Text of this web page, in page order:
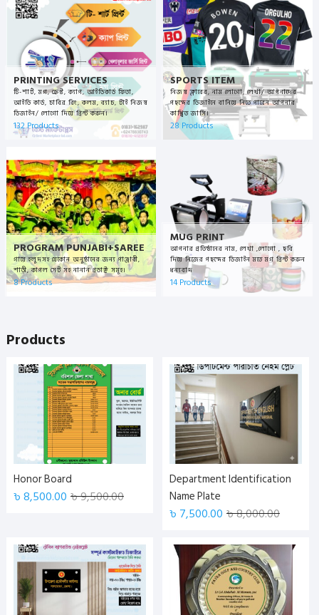
PRINTING SERVICES
টি-শার্ট, মগ, ক্রেস্ট, ক্যাপ, আইডিকার্ড ফিতা,
আইডি কার্ড, চাবির রিং, কলম, ব্যাচ, টাই ‍নিজস্ব
ডিজাইন/ লোগো দিয়ে প্রিন্ট করুন।
132 Products
SPORTS ITEM
নিজস্ব ক্লাবের, নাম লোগো, লেখা/ আপনাদের
পছন্দের ডিজাইনে বানিয়ে নিতে পারেন আপনার
কাঙ্খিত জার্সি।
28 Products
PROGRAM PUNJABI+SAREE
গায়ে হলুদসহ যেকোন অনুষ্ঠানের জন্য পাঞ্জাবী,
শাড়ী, কাপল সেট সহ নানান প্রডাক্ট সমূহ।
8 Products
MUG PRINT
আপনার প্রতিষ্ঠানের নাম, লেখা ,লোগো , ছবি
দিয়ে নিজের পছন্দের ডিজাইন মতে মগ প্রিন্ট করুন
ধন্যবাদ
14 Products
Products
Honor Board
৳9,500.00
৳8,500.00
Department Identification
Name Plate
৳8,000.00
৳ 7,500.00